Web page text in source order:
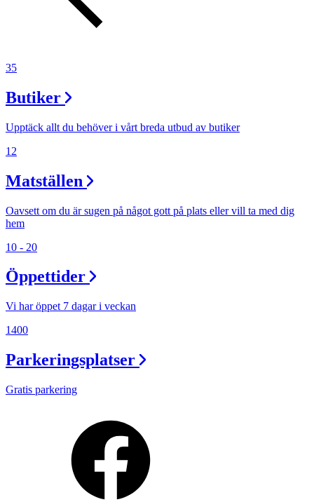
Öppettider
Min Shopping-app
35
Butiker
Upptäck allt du behöver i vårt breda utbud av butiker
12
Matställen
Oavsett om du är sugen på något gott på plats eller vill ta med dig
hem
10 - 20
Öppettider
Vi har öppet 7 dagar i veckan
1400
Parkeringsplatser
Gratis parkering